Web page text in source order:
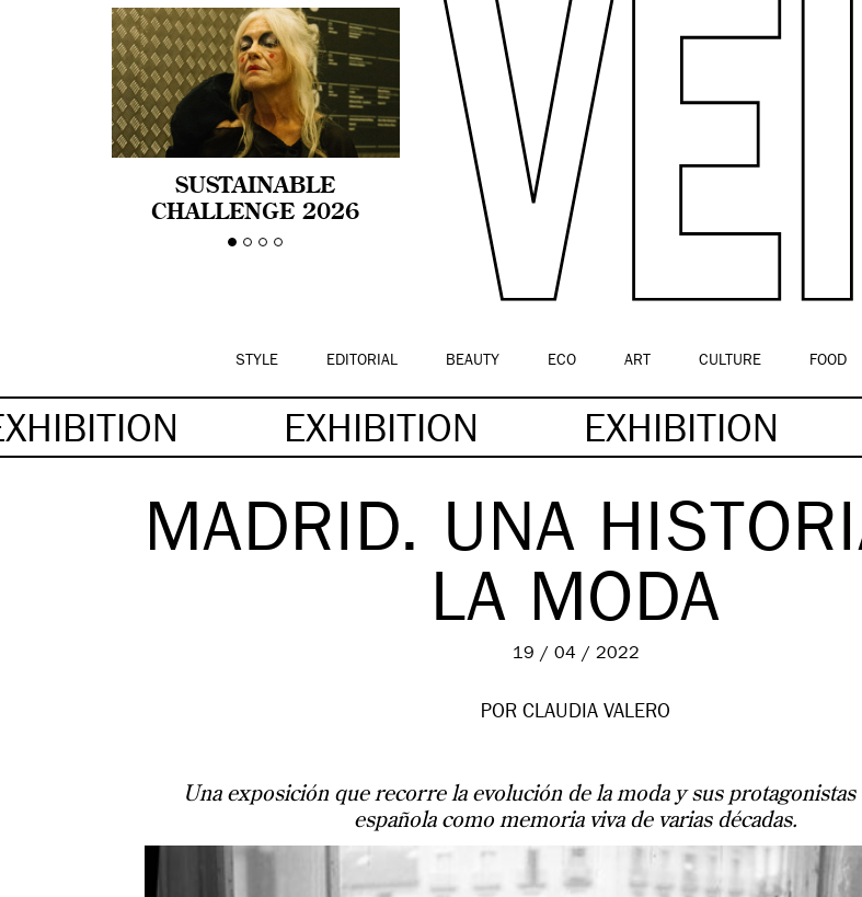
SUSTAINABLE
CHALLENGE 2026
CELEBRA LA
STYLE EDITORIAL BEAUTY ECO ART CULTURE FOOD
EXHIBITION EXHIBITION
MADRID. UNA
LA MODA
19 / 04 / 2022
POR CLAUDIA VALERO
Una exposición que recorre la evolución de la moda y sus protagonistas
española como memoria viva de varias décadas.